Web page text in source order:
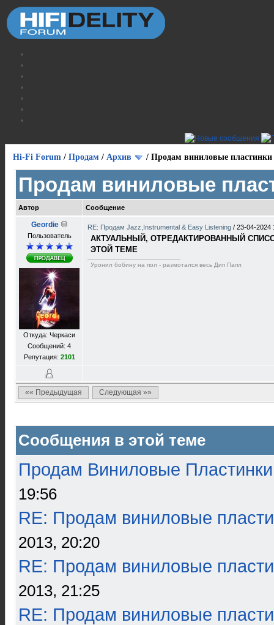
Hi-Fi Forum / Продам / Архив / Продам виниловые пластинки
Продам виниловые
Автор Сообщение
Geordie
Пользователь
Откуда: Черкаси
Сообщений: 4
Репутация: 2101
RE: Продам Jazz,Instrumental & Easy Listening / 23-04-2024
АКТУАЛЬНЫЙ, ОТРЕДАКТИРОВАННЫЙ
ЭТОЙ ТЕМЕ
Уронил бобину на пол - размотался весь Дип Папл
«« Предыдущая Следующая »»
Сообщения в этой теме
Продам Виниловые Пластинки
19:56
RE: Продам виниловые
2013, 20:20
RE: Продам виниловые
2013, 21:25
RE: Продам виниловые